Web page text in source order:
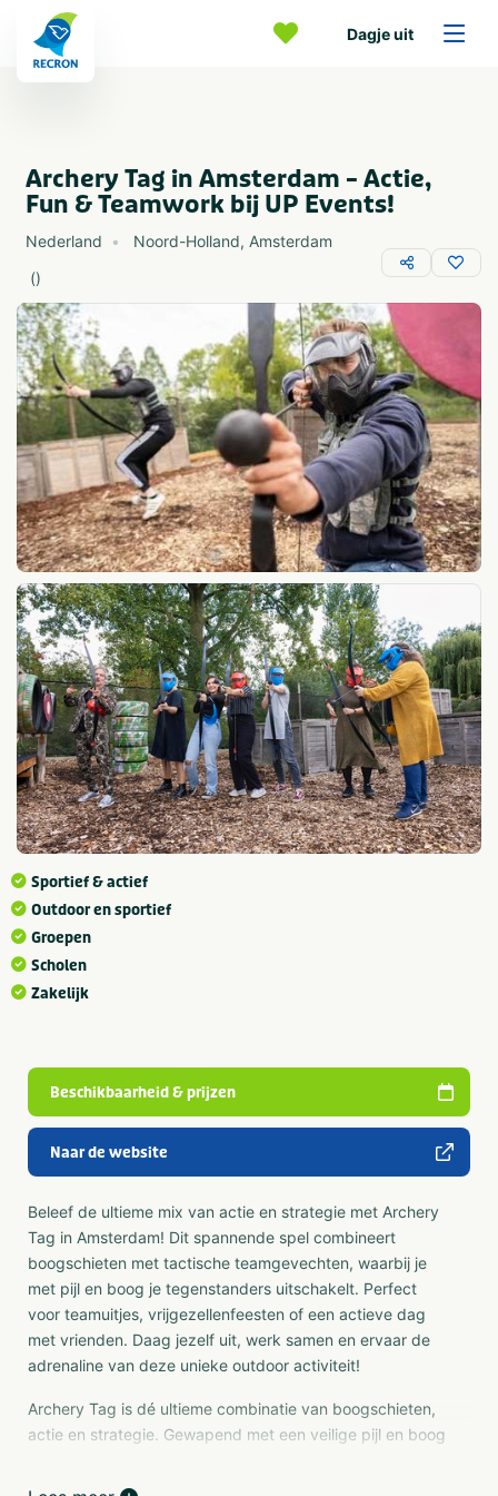
Dagje uit
Archery Tag in Amsterdam – Actie,
Fun & Teamwork bij UP Events!
Nederland Noord-Holland, Amsterdam
()
Sportief & actief
Outdoor en sportief
Groepen
Scholen
Zakelijk
Beschikbaarheid & prijzen
Naar de website
Beleef de ultieme mix van actie en strategie met Archery
Tag in Amsterdam! Dit spannende spel combineert
boogschieten met tactische teamgevechten, waarbij je
met pijl en boog je tegenstanders uitschakelt. Perfect
voor teamuitjes, vrijgezellenfeesten of een actieve dag
met vrienden. Daag jezelf uit, werk samen en ervaar de
adrenaline van deze unieke outdoor activiteit!
Archery Tag is dé ultieme combinatie van boogschieten,
actie en strategie. Gewapend met een veilige pijl en boog
tegenstanders. Duik achter obstakels, ontwijk inkomende